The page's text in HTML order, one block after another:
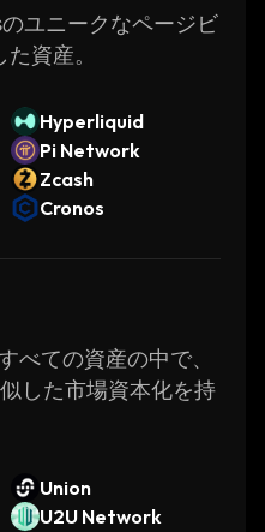
ユニークなページビ
資産。
Hyperliquid
Pi Network
Zcash
Cronos
べての資産の中で、
した市場資本化を持
Union
U2U Network